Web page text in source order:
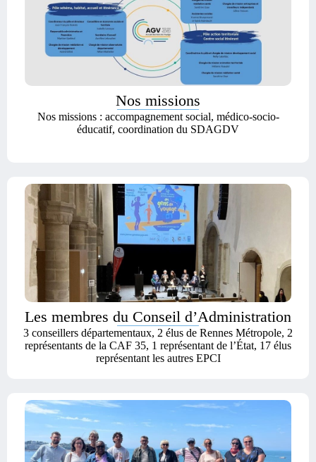
Nos missions
Nos missions : accompagnement social, médico-socio-
éducatif, coordination du SDAGDV
Les membres du Conseil d’Administration
3 conseillers départementaux, 2 élus de Rennes Métropole, 2
représentants de la CAF 35, 1 représentant de l’État, 17 élus
représentant les autres EPCI